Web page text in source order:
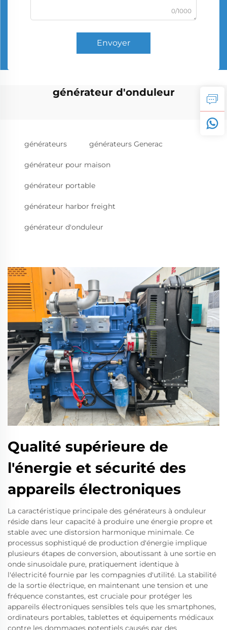
0/1000
Envoyer
générateur d'onduleur
générateurs générateurs Generac
générateur pour maison
générateur portable
générateur harbor freight
générateur d'onduleur
Qualité supérieure de
l'énergie et sécurité des
appareils électroniques
La caractéristique principale des générateurs à onduleur
réside dans leur capacité à produire une énergie propre et
stable avec une distorsion harmonique minimale. Ce
processus sophistiqué de production d'énergie implique
plusieurs étapes de conversion, aboutissant à une sortie en
onde sinusoïdale pure, pratiquement identique à
l'électricité fournie par les compagnies d'utilité. La stabilité
de la sortie électrique, en maintenant une tension et une
fréquence constantes, est cruciale pour protéger les
appareils électroniques sensibles tels que les smartphones,
ordinateurs portables, tablettes et équipements médicaux
contre les dommages potentiels causés par des